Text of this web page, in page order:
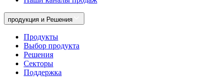
продукция и Решения
Продукты
Выбор продукта
Решения
Секторы
Поддержка